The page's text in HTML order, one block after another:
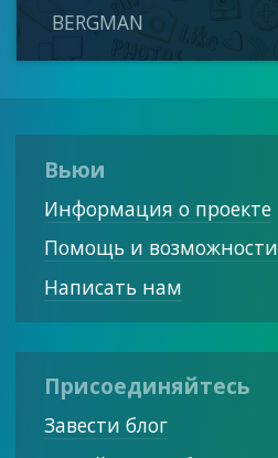
BERGMAN
Вьюи
Информация о проекте
Помощь и возможности
Написать нам
Присоединяйтесь
Завести блог